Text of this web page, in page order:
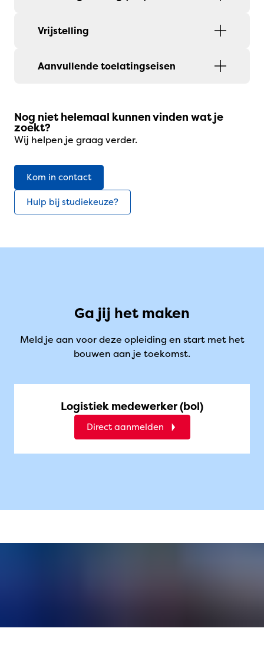
Vrijstelling
Aanvullende toelatingseisen
Nog niet helemaal kunnen vinden wat je
zoekt?
Wij helpen je graag verder.
Kom in contact
Hulp bij studiekeuze?
Ga jij het maken
Meld je aan voor deze opleiding en start met het
bouwen aan je toekomst.
Logistiek medewerker (bol)
Direct aanmelden